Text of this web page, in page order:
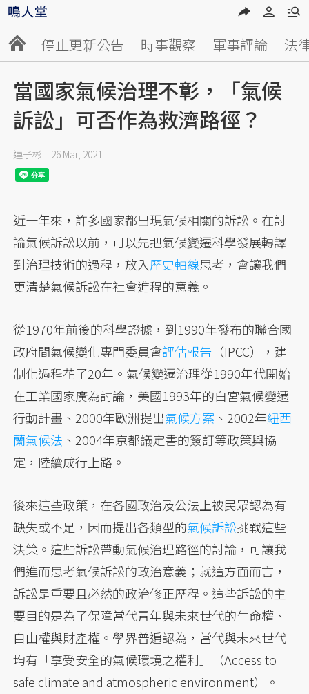
停止更新公告 時事觀察 軍事評論 法
當國家氣候治理不彰，「氣候
訴訟」可否作為救濟路徑？
連子彬 26 Mar, 2021
近十年來，許多國家都出現氣候相關的訴訟。在討
論氣候訴訟以前，可以先把氣候變遷科學發展轉譯
到治理技術的過程，放入歷史軸線思考，會讓我們
更清楚氣候訴訟在社會進程的意義。
從1970年前後的科學證據，到1990年發布的聯合國
政府間氣候變化專門委員會評估報告 （IPCC），建
制化過程花了20年。氣候變遷治理從1990年代開始
在工業國家廣為討論，美國1993年的白宮氣候變遷
行動計畫、2000年歐洲提出氣候方案 、2002年紐西
蘭氣候法 、2004年京都議定書的簽訂等政策與協
定，陸續成行上路。
後來這些政策，在各國政治及公法上被民眾認為有
缺失或不足，因而提出各類型的氣候訴訟挑戰這些
決策。這些訴訟帶動氣候治理路徑的討論，可讓我
們進而思考氣候訴訟的政治意義；就這方面而言，
訴訟是重要且必然的政治修正歷程。這些訴訟的主
要目的是為了保障當代青年與未來世代的生命權、
自由權與財產權。學界普遍認為，當代與未來世代
均有「享受安全的氣候環境之權利」（Access to
safe climate and atmospheric environment）。